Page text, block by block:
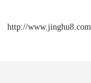
http://www.jinghu8.com